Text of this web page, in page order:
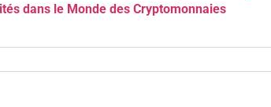
dans le Monde des Cryptomonnaies